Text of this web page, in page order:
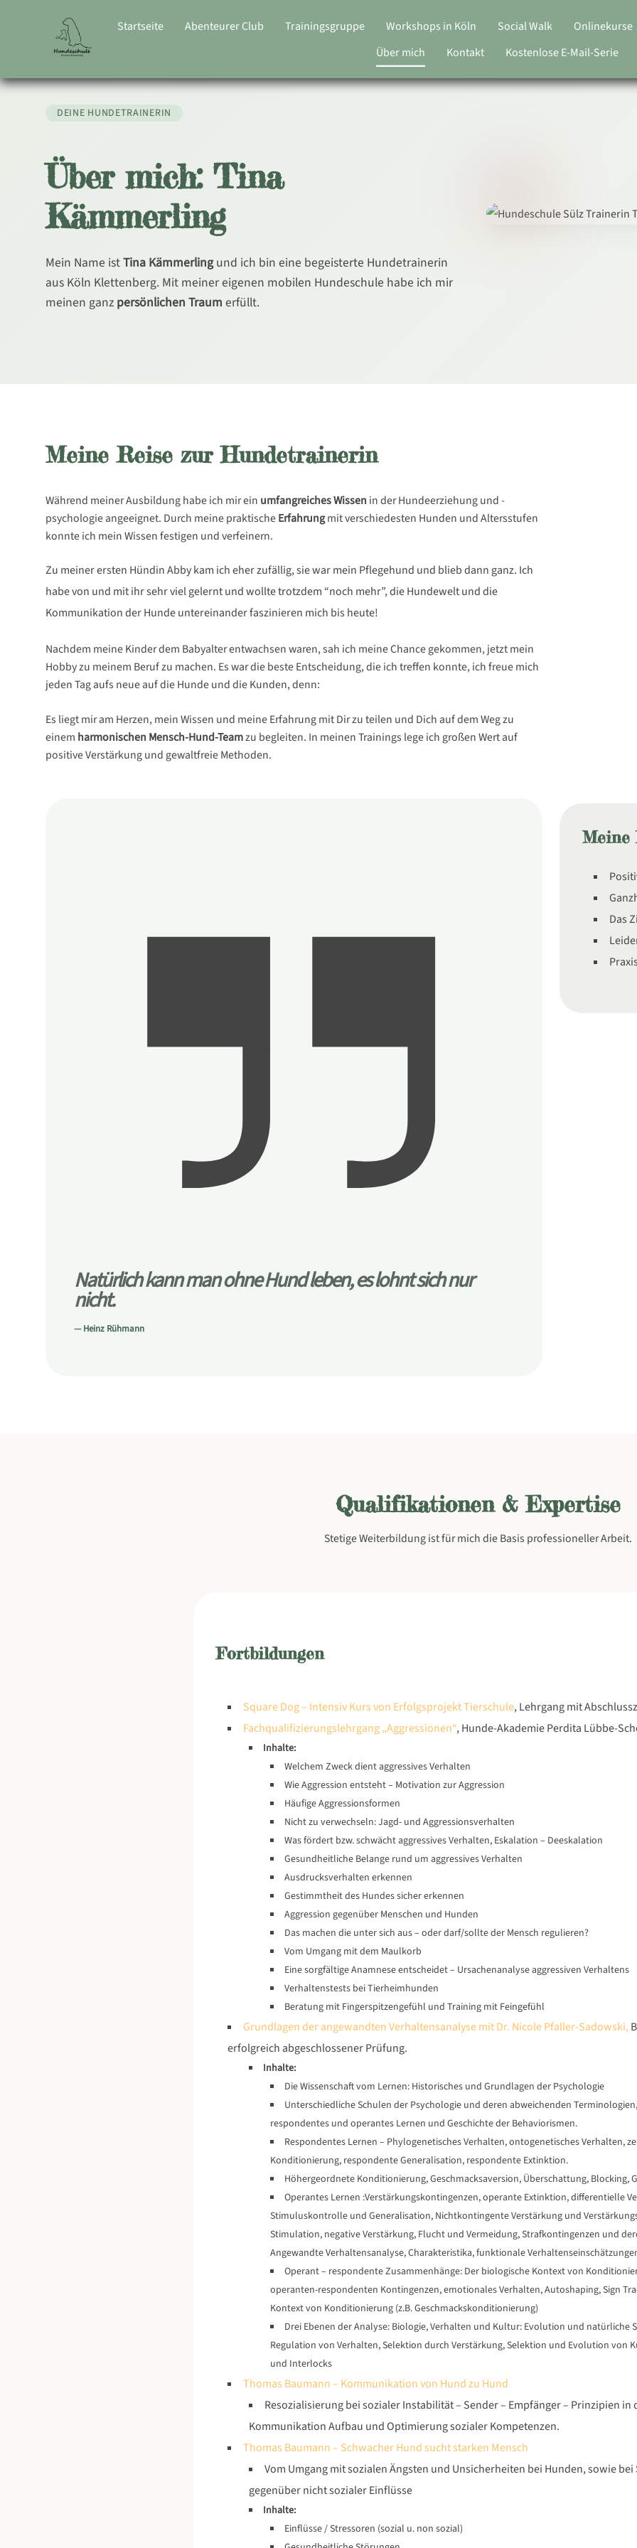
Startseite Abenteurer Club Trainingsgruppe Workshops in Köln Social Walk Onlinekurse
Über mich
Kontakt Kostenlose E-Mail-Serie
DEINE HUNDETRAINERIN
Über mich: Tina
Kämmerling
Mein Name istTina Kämmerlingund ich bin eine begeisterte Hundetrainerin
aus Köln Klettenberg. Mit meiner eigenen mobilen Hundeschule habe ich mir
meinen ganz persönlichen Traum erfüllt.
Meine Reise zur Hundetrainerin
Während meiner Ausbildung habe ich mir ein umfangreiches Wissen in der Hundeerziehung und -
psychologie angeeignet. Durch meine praktischeErfahrungmit verschiedesten Hunden und Altersstufen
konnte ich mein Wissen festigen und verfeinern.
Zu meiner ersten Hündin Abby kam ich eher zufällig, sie war mein Pflegehund und blieb dann ganz. Ich
habe von und mit ihr sehr viel gelernt und wollte trotzdem “noch mehr”, die Hundewelt und die
Kommunikation der Hunde untereinander faszinieren mich bis heute!
Nachdem meine Kinder dem Babyalter entwachsen waren, sah ich meine Chance gekommen, jetzt mein
Hobby zu meinem Beruf zu machen. Es war die beste Entscheidung, die ich treffen konnte, ich freue mich
jeden Tag aufs neue auf die Hunde und die Kunden, denn:
Es liegt mir am Herzen, mein Wissen und meine Erfahrung mit Dir zu teilen und Dich auf dem Weg zu
einem harmonischen Mensch-Hund-Teamzu begleiten. In meinen Trainings lege ich großen Wert auf
positive Verstärkung und gewaltfreie Methoden.
Natürlich kann man ohne Hund leben, es lohnt sich nur
nicht.
— Heinz Rühmann
Meine
Das
Qualifikationen & Expertise
Stetige Weiterbildung ist für mich die Basis professioneller Arbeit.
Fortbildungen
Square Dog – Intensiv Kurs von Erfolgsprojekt Tierschule, Lehrgang mit
Fachqualifizierungslehrgang „Aggressionen“, Hunde-Akademie Perdita Lübbe-
Inhalte:
Welchem Zweck dient aggressives Verhalten
Wie Aggression entsteht – Motivation zur Aggression
Häufige Aggressionsformen
Nicht zu verwechseln: Jagd- und Aggressionsverhalten
Was fördert bzw. schwächt aggressives Verhalten, Eskalation – Deeskalation
Gesundheitliche Belange rund um aggressives Verhalten
Ausdrucksverhalten erkennen
Gestimmtheit des Hundes sicher erkennen
Aggression gegenüber Menschen und Hunden
Das machen die unter sich aus – oder darf/sollte der Mensch regulieren?
Vom Umgang mit dem Maulkorb
Eine sorgfältige Anamnese entscheidet – Ursachenanalyse aggressiven Verhaltens
Verhaltenstests bei Tierheimhunden
Beratung mit Fingerspitzengefühl und Training mit Feingefühl
Grundlagen der angewandten Verhaltensanalyse mit Dr. Nicole Pfaller-Sadowski,
erfolgreich abgeschlossener Prüfung.
Inhalte:
Die Wissenschaft vom Lernen: Historisches und Grundlagen der Psychologie
Unterschiedliche Schulen der Psychologie und deren abweichenden
respondentes und operantes Lernen und Geschichte der Behaviorismen.
Respondentes Lernen – Phylogenetisches Verhalten, ontogenetisches Verhalten,
Konditionierung, respondente Generalisation, respondente Extinktion.
Höhergeordnete Konditionierung, Geschmacksaversion, Überschattung, Blocking,
Operantes Lernen :Verstärkungskontingenzen, operante Extinktion, differentielle
Stimuluskontrolle und Generalisation, Nichtkontingente Verstärkung und
Stimulation, negative Verstärkung, Flucht und Vermeidung, Strafkontingenzen und
Angewandte Verhaltensanalyse, Charakteristika, funktionale
Operant – respondente Zusammenhänge: Der biologische Kontext von
operanten-respondenten Kontingenzen, emotionales Verhalten, Autoshaping, Sign
Kontext von Konditionierung (z.B. Geschmackskonditionierung)
Drei Ebenen der Analyse: Biologie, Verhalten und Kultur: Evolution und natürliche
Regulation von Verhalten, Selektion durch Verstärkung, Selektion und Evolution von
und Interlocks
Thomas Baumann – Kommunikation von Hund zu Hund
Resozialisierung bei sozialer Instabilität – Sender – Empfänger – Prinzipien in
Kommunikation Aufbau und Optimierung sozialer Kompetenzen.
Thomas Baumann – Schwacher Hund sucht starken Mensch
Vom Umgang mit sozialen Ängsten und Unsicherheiten bei Hunden, sowie bei
gegenüber nicht sozialer Einflüsse
Inhalte:
Einflüsse / Stressoren (sozial u. non sozial)